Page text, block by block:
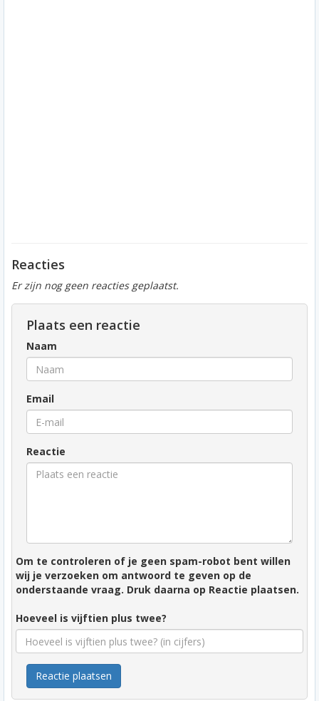
Reacties
Er zijn nog geen reacties geplaatst.
Plaats een reactie
Naam
Email
Reactie
Om te controleren of je geen spam-robot bent willen
wij je verzoeken om antwoord te geven op de
onderstaande vraag. Druk daarna op Reactie plaatsen.
Hoeveel is vijftien plus twee?
Reactie plaatsen